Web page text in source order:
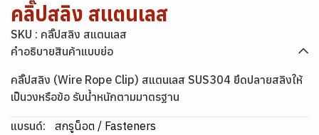
คลิ๊ปสลิง สแตนเลส
SKU : คลิ๊ปสลิง สแตนเลส
คำอธิบายสินค้าแบบย่อ
คลิ๊ปสลิง (Wire Rope Clip) สแตนเลส SUS304 ยึดปลายสลิงให้
เป็นวงหรือข้อ รับน้ำหนักตามมาตรฐาน
แบรนด์:
สกรูน็อต / Fasteners